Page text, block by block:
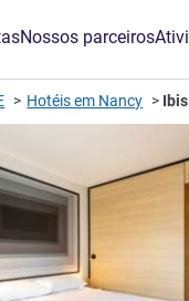
Nossos parceiros
Hotéis em Nancy